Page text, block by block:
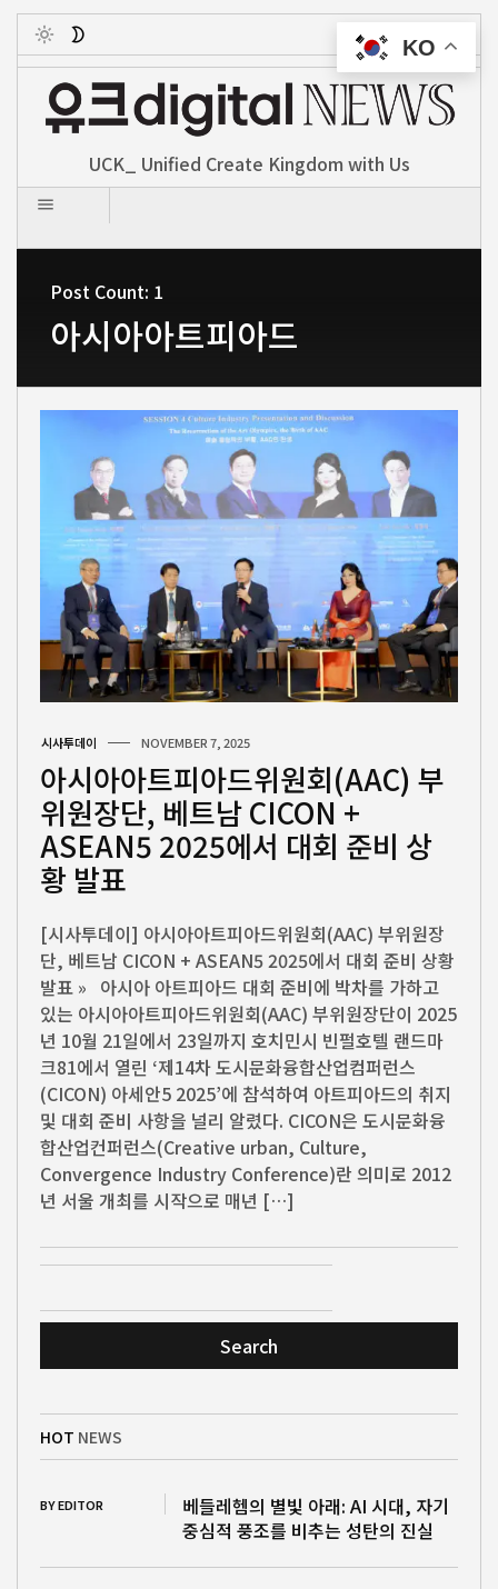
Toggle
UCK_ Unified Create Kingdom with Us
Post Count: 1
아시아아트피아드
시사투데이 NOVEMBER 7, 2025
아시아아트피아드위원회(AAC) 부
위원장단, 베트남 CICON +
ASEAN5 2025에서 대회 준비 상
황 발표
[시사투데이] 아시아아트피아드위원회(AAC) 부위원장
단, 베트남 CICON + ASEAN5 2025에서 대회 준비 상황
발표 » 아시아 아트피아드 대회 준비에 박차를 가하고
있는 아시아아트피아드위원회(AAC) 부위원장단이 2025
년 10월 21일에서 23일까지 호치민시 빈펄호텔 랜드마
크81에서 열린 ‘제14차 도시문화융합산업컴퍼런스
(CICON) 아세안5 2025’에 참석하여 아트피아드의 취지
및 대회 준비 사항을 널리 알렸다. CICON은 도시문화융
합산업컨퍼런스(Creative urban, Culture,
Convergence Industry Conference)란 의미로 2012
년 서울 개최를 시작으로 매년 […]
Search
HOT NEWS
BY EDITOR
베들레헴의 별빛 아래: AI 시대, 자기
중심적 풍조를 비추는 성탄의 진실
KO